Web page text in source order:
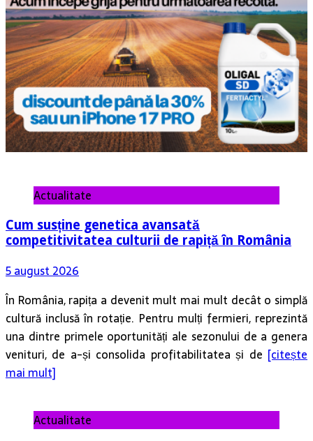
Actualitate
Cum susține genetica avansată
competitivitatea culturii de rapiță în România
5 august 2026
În România, rapița a devenit mult mai mult decât o simplă
cultură inclusă în rotație. Pentru mulți fermieri, reprezintă
una dintre primele oportunități ale sezonului de a genera
venituri, de a-și consolida profitabilitatea și de [citește
mai mult]
Actualitate